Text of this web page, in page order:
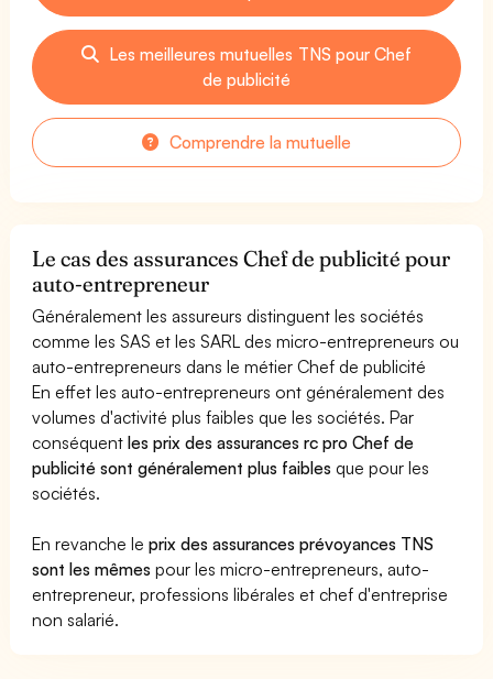
Les meilleures mutuelles TNS pour Chef
de publicité
Comprendre la mutuelle
Le cas des assurances Chef de publicité pour
auto-entrepreneur
Généralement les assureurs distinguent les sociétés
comme les SAS et les SARL des micro-entrepreneurs ou
auto-entrepreneurs dans le métier Chef de publicité
En effet les auto-entrepreneurs ont généralement des
volumes d'activité plus faibles que les sociétés. Par
conséquentles prix des assurances rc pro Chef de
publicité sont généralement plus faibles que pour les
sociétés.
En revanche leprix des assurances prévoyances TNS
sont les mêmes pour les micro-entrepreneurs, auto-
entrepreneur, professions libérales et chef d'entreprise
non salarié.